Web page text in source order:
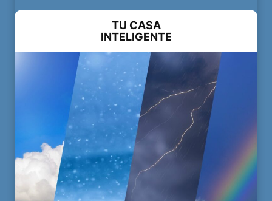
TU CASA
INTELIGENTE